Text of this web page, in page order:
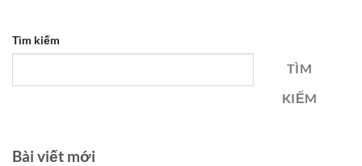
Tìm kiếm
TÌM
KIẾM
Bài viết mới